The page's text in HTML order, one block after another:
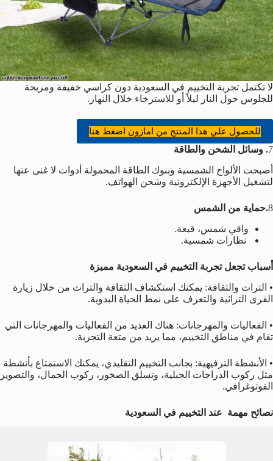
لا تكتمل تجربة التخييم في السعودية دون كراسي خفيفة ومريحة
للجلوس حول النار ليلاً أو للاسترخاء خلال النهار.
للحصول علي هذا المنتج من امازون اضغط هنا
7. وسائل الشحن والطاقة
أصبحت الألواح الشمسية وبنوك الطاقة المحمولة أدوات لا غنى عنها
لتشغيل الأجهزة الإلكترونية وشحن الهواتف.
8.حماية من الشمس
واقي شمس، قبعة.
نظارات شمسية.
أسباب تجعل تجربة التخييم في السعودية مميزة
• التراث والثقافة: يمكنك استكشاف الثقافة والتراث من خلال زيارة
القرى التراثية والتعرف على نمط الحياة البدوية.
• الفعاليات والمهرجانات: هناك العديد من الفعاليات والمهرجانات التي
تقام في مناطق التخييم، مما يزيد من متعة التجربة.
• الأنشطة الترفيهية: بجانب التخييم التقليدي، يمكنك الاستمتاع بأنشطة
مثل ركوب الدراجات الجبلية، وتسلق الصخور، ركوب الجمال، والتصوير
الفوتوغرافي.
نصائح مهمة عند التخييم في السعودية